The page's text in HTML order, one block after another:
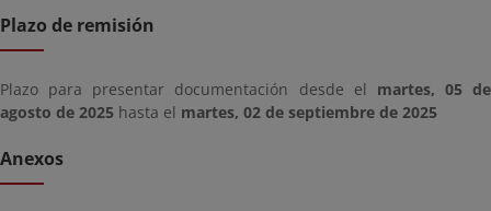
Plazo de remisión
Plazo para presentar documentación desde el martes, 05 de
agosto de 2025 hasta el martes, 02 de septiembre de 2025
Anexos